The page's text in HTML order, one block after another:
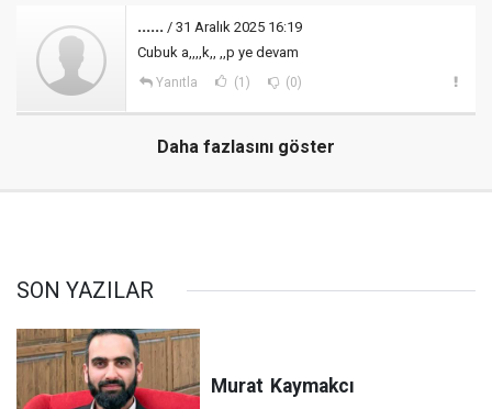
...... / 31 Aralık 2025 16:19
Cubuk a,,,,k,, ,,p ye devam
Yanıtla (1) (0)
Daha fazlasını göster
SON YAZILAR
Murat Kaymakcı